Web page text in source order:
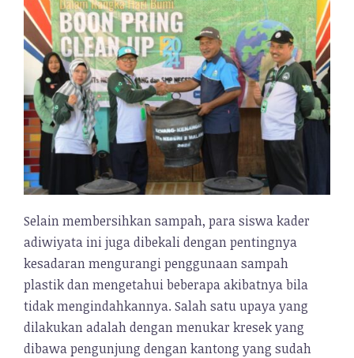
Selain membersihkan sampah, para siswa kader
adiwiyata ini juga dibekali dengan pentingnya
kesadaran mengurangi penggunaan sampah
plastik dan mengetahui beberapa akibatnya bila
tidak mengindahkannya. Salah satu upaya yang
dilakukan adalah dengan menukar kresek yang
dibawa pengunjung dengan kantong yang sudah